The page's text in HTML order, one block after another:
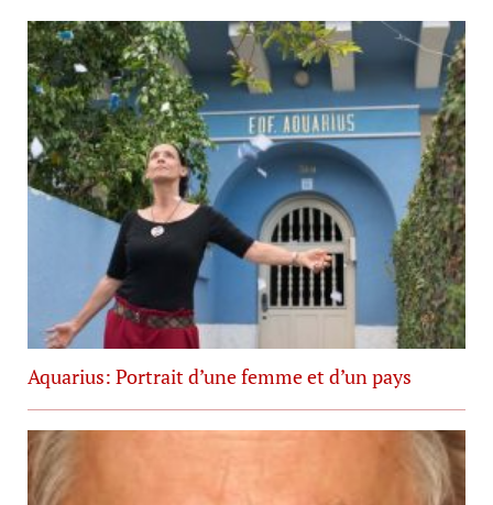
Aquarius: Portrait d’une femme et d’un pays